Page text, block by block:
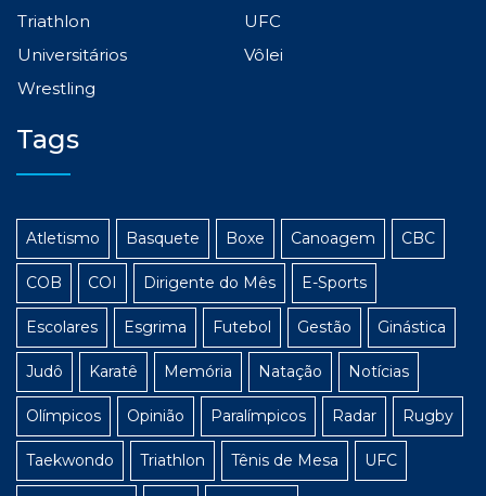
Triathlon
UFC
Universitários
Vôlei
Wrestling
Tags
Atletismo Basquete Boxe Canoagem CBC
COB COI Dirigente do Mês E-Sports
Escolares Esgrima Futebol Gestão Ginástica
Judô Karatê Memória Natação Notícias
Olímpicos Opinião Paralímpicos Radar Rugby
Taekwondo Triathlon Tênis de Mesa UFC